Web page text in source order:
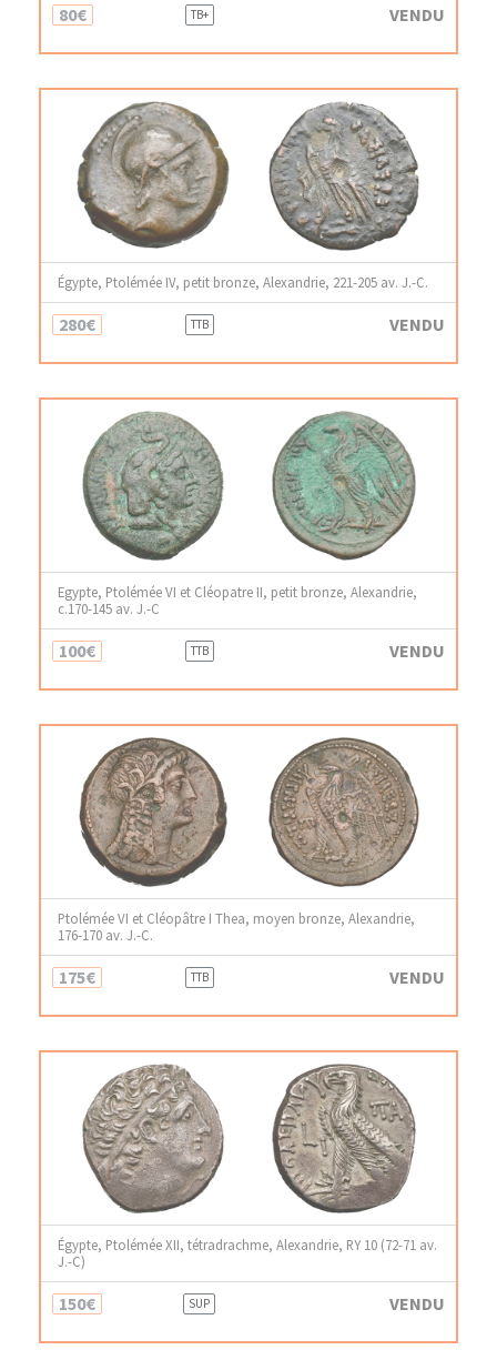
80€ TB+ VENDU
Égypte, Ptolémée IV, petit bronze, Alexandrie, 221-205 av. J.-C.
280€ TTB VENDU
Egypte, Ptolémée VI et Cléopatre II, petit bronze, Alexandrie,
c.170-145 av. J.-C
100€ TTB VENDU
Ptolémée VI et Cléopâtre I Thea, moyen bronze, Alexandrie,
176-170 av. J.-C.
175€ TTB VENDU
Égypte, Ptolémée XII, tétradrachme, Alexandrie, RY 10 (72-71 av.
J.-C)
150€ SUP VENDU